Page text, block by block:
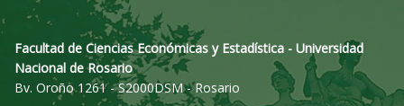
Facultad de Ciencias Económicas y Estadística - Universidad
Nacional de Rosario
Bv. Oroño 1261 - S2000DSM - Rosario